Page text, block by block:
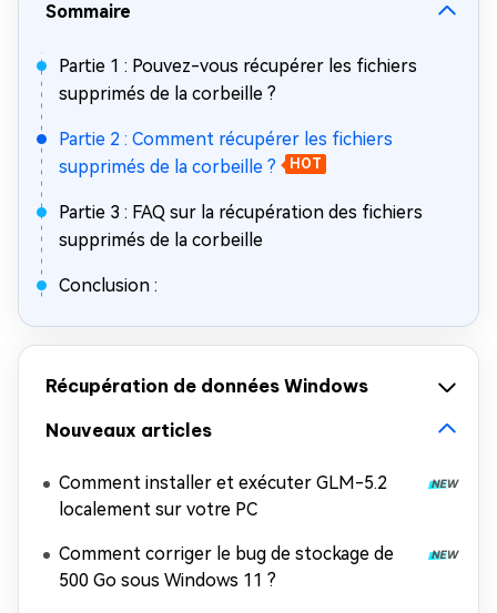
Sommaire
Partie 1 : Pouvez-vous récupérer les fichiers
supprimés de la corbeille ?
Partie 2 : Comment récupérer les fichiers
supprimés de la corbeille ?
HOT
Partie 3 : FAQ sur la récupération des fichiers
supprimés de la corbeille
Conclusion :
Récupération de données Windows
Nouveaux articles
Comment installer et exécuter GLM-5.2
localement sur votre PC
Comment corriger le bug de stockage de
500 Go sous Windows 11 ?